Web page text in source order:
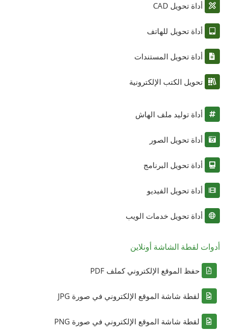
أداة تحويل CAD
أداة تحويل للهاتف
أداة تحويل المستندات
تحويل الكتب الإلكترونية
أداة توليد ملف الهاش
أداة تحويل الصور
أداة تحويل البرنامج
أداة تحويل الفيديو
أداة تحويل خدمات الويب
أدوات لقطة الشاشة أونلاين
حفظ الموقع الإلكتروني كملف PDF
لقطة شاشة الموقع الإلكتروني في صورة JPG
لقطة شاشة الموقع الإلكتروني في صورة PNG